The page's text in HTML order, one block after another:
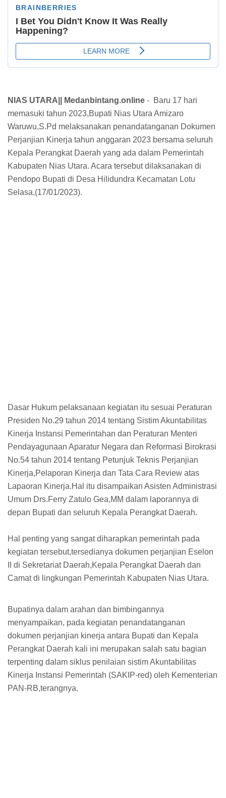
NIAS UTARA|| Medanbintang.online - Baru 17 hari
memasuki tahun 2023,Bupati Nias Utara Amizaro
Waruwu,S.Pd melaksanakan penandatanganan Dokumen
Perjanjian Kinerja tahun anggaran 2023 bersama seluruh
Kepala Perangkat Daerah yang ada dalam Pemerintah
Kabupaten Nias Utara. Acara tersebut dilaksanakan di
Pendopo Bupati di Desa Hilidundra Kecamatan Lotu
Selasa,(17/01/2023).
Dasar Hukum pelaksanaan kegiatan itu sesuai Peraturan
Presiden No.29 tahun 2014 tentang Sistim Akuntabilitas
Kinerja Instansi Pemerintahan dan Peraturan Menteri
Pendayagunaan Aparatur Negara dan Reformasi Birokrasi
No.54 tahun 2014 tentang Petunjuk Teknis Perjanjian
Kinerja,Pelaporan Kinerja dan Tata Cara Review atas
Lapaoran Kinerja.Hal itu disampaikan Asisten Administrasi
Umum Drs.Ferry Zatulo Gea,MM dalam laporannya di
depan Bupati dan seluruh Kepala Perangkat Daerah.
Hal penting yang sangat diharapkan pemerintah pada
kegiatan tersebut,tersedianya dokumen perjanjian Eselon
II di Sekretariat Daerah,Kepala Perangkat Daerah dan
Camat di lingkungan Pemerintah Kabupaten Nias Utara.
Bupatinya dalam arahan dan bimbingannya
menyampaikan, pada kegiatan penandatanganan
dokumen perjanjian kinerja antara Bupati dan Kepala
Perangkat Daerah kali ini merupakan salah satu bagian
terpenting dalam siklus penilaian sistim Akuntabilitas
Kinerja Instansi Pemerintah (SAKIP-red) oleh Kementerian
PAN-RB,terangnya.